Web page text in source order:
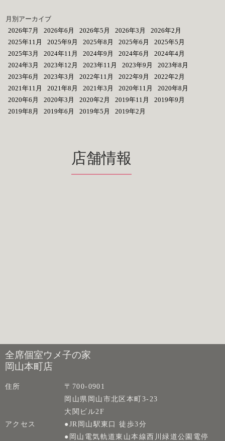
月別アーカイブ
2026年7月
2026年6月 2026年5月 2026年3月
2026年2月
2025年11月
2025年9月 2025年8月 2025年6月
2025年5月
2025年3月
2024年11月 2024年9月 2024年6月
2024年4月
2024年3月
2023年12月 2023年11月 2023年9月
2023年8月
2023年6月
2023年3月 2022年11月 2022年9月
2022年2月
2021年11月
2021年8月 2021年3月 2020年11月
2020年8月
2020年6月
2020年3月 2020年2月 2019年11月
2019年9月
2019年8月
2019年6月 2019年5月 2019年2月
店舗情報
全席個室ウメ子の家
岡山本町店
住所
〒700-0901
岡山県岡山市北区本町3-23
大関ビル2F
アクセス
●JR岡山駅東口 徒歩3分
●岡山電気軌道東山本線西川緑道公園電停